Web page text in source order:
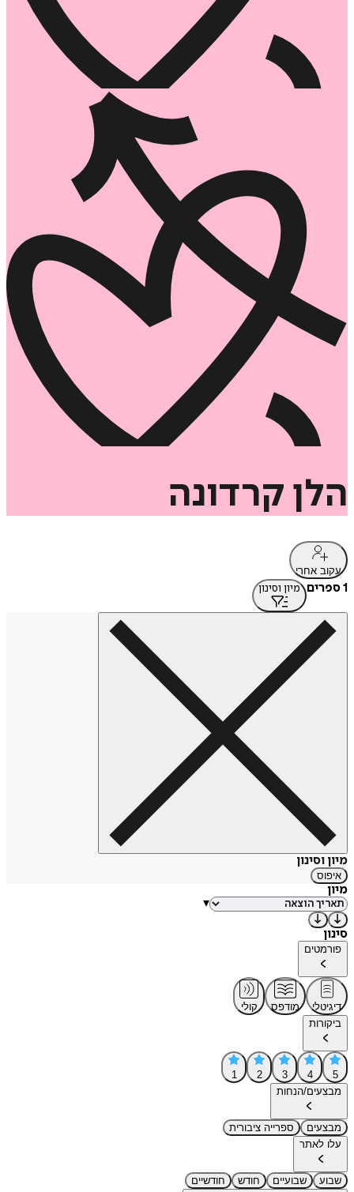
הלן קרדונה
עקוב אחרי
1 ספרים מיון וסינון
מיון וסינון
איפוס
מיון
▾
סינון
פורמטים
דיגיטלי מודפס
קולי
ביקורות
5
4
3
2
1
מבצעים/הנחות
מבצעים
ספרייה ציבורית
עלו לאתר
שבוע שבועיים חודש
חודשיים